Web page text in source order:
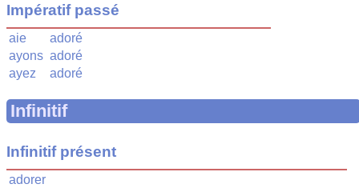
Impératif passé
aie
adoré
ayons adoré
ayez
adoré
Infinitif
Infinitif présent
adorer